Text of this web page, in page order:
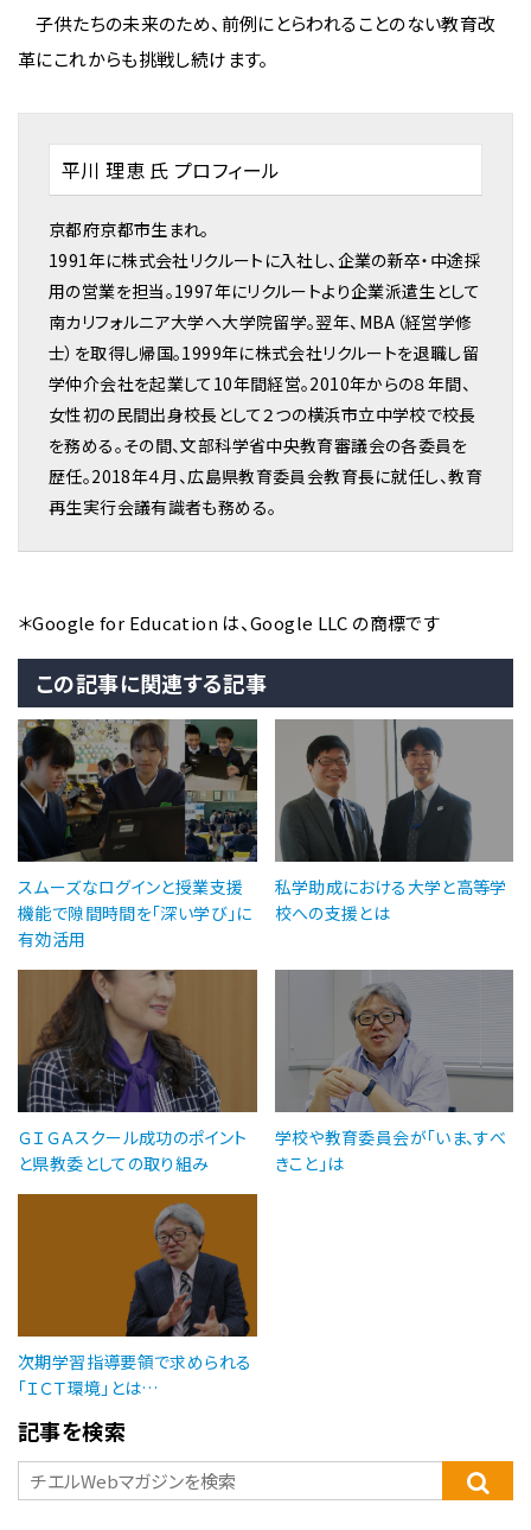
子供たちの未来のため、前例にとらわれることのない教育改
革にこれからも挑戦し続けます。
平川 理恵 氏 プロフィール
京都府京都市生まれ。
1991年に株式会社リクルートに入社し、企業の新卒・中途採
用の営業を担当。1997年にリクルートより企業派遣生として
南カリフォルニア大学へ大学院留学。翌年、MBA（経営学修
士）を取得し帰国。1999年に株式会社リクルートを退職し留
学仲介会社を起業して10年間経営。2010年からの８年間、
女性初の民間出身校長として２つの横浜市立中学校で校長
を務める。その間、文部科学省中央教育審議会の各委員を
歴任。2018年４月、広島県教育委員会教育長に就任し、教育
再生実行会議有識者も務める。
＊Google for Education は、Google LLC の商標です
この記事に関連する記事
スムーズなログインと授業支援
機能で隙間時間を「深い学び」に
有効活用
私学助成における大学と高等学
校への支援とは
ＧＩＧＡスクール成功のポイント
と県教委としての取り組み
学校や教育委員会が「いま、すべ
きこと」は
次期学習指導要領で求められる
「ＩＣＴ環境」とは…
記事を検索